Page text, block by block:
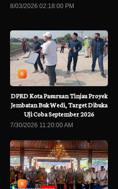
8/03/2026 02:18:00 PM
6
DPRD Kota Pasuruan Tinjau Proyek
Jembatan Buk Wedi, Target Dibuka
Uji Coba September 2026
7/30/2026 11:20:00 AM
8